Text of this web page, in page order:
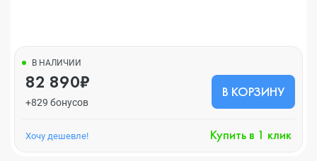
В НАЛИЧИИ
82 890₽
+829 бонусов
В КОРЗИНУ
Хочу дешевле! Купить в 1 клик